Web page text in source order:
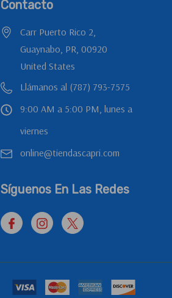
Contacto
Carr Puerto Rico 2,
Guaynabo, PR, 00920
United States
Llámanos al (787) 793-7575
9:00 AM a 5:00 PM, lunes a
viernes
online@tiendascapri.com
Síguenos En Las Redes